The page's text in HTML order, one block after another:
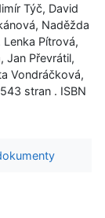
Týč, David
Naděžda
Lenka Pítrová,
Jan Převrátil,
Vondráčková,
stran . ISBN